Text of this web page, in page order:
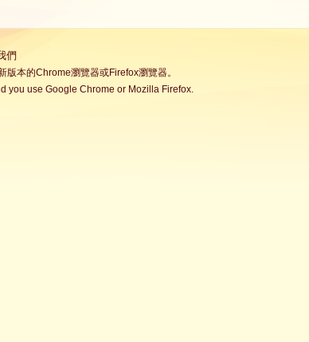
們
本的Chrome瀏覽器或Firefox瀏覽器。
you use Google Chrome or Mozilla Firefox.